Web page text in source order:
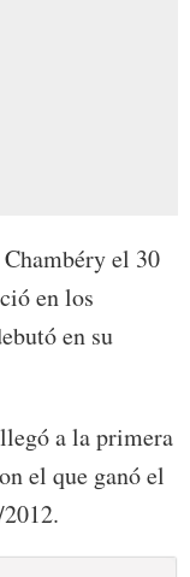
el 30
en los
en su
a la primera
el que ganó el